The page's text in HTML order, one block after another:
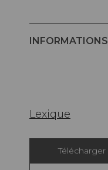
INFORMATIONS
Lexique